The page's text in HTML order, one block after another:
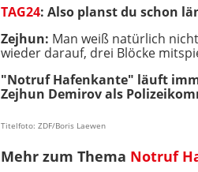
TAG24: Also planst du schon
Zejhun: Man weiß natürlich
wieder darauf, drei Blöcke
"Notruf Hafenkante" läuft
Zejhun Demirov als
Titelfoto: ZDF/Boris Laewen
Mehr zum Thema Notruf